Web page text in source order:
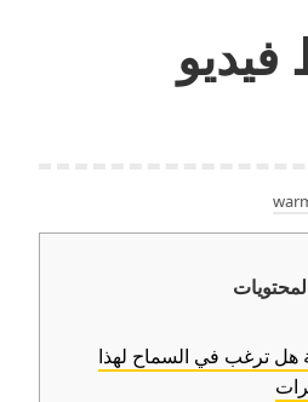
هل ترغب في السماح لهذا